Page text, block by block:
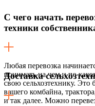
С чего начать
техники
Любая перевозка
понимать на чем и по
свою сельхозтехнику. Это
вашего комбайна,
и так далее. Можно
Доставка